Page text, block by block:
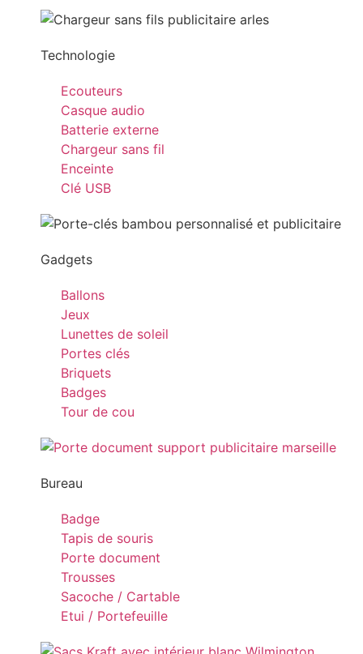
Technologie
Ecouteurs
Casque audio
Batterie externe
Chargeur sans fil
Enceinte
Clé USB
Gadgets
Ballons
Jeux
Lunettes de soleil
Portes clés
Briquets
Badges
Tour de cou
Bureau
Badge
Tapis de souris
Porte document
Trousses
Sacoche / Cartable
Etui / Portefeuille